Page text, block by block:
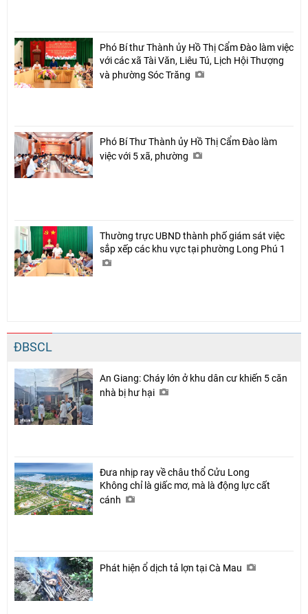
Phó Bí thư Thành ủy Hồ Thị Cẩm Đào làm việc
với các xã Tài Văn, Liêu Tú, Lịch Hội Thượng
và phường Sóc Trăng
Phó Bí Thư Thành ủy Hồ Thị Cẩm Đào làm
việc với 5 xã, phường
Thường trực UBND thành phố giám sát việc
sắp xếp các khu vực tại phường Long Phú 1
ĐBSCL
An Giang: Cháy lớn ở khu dân cư khiến 5 căn
nhà bị hư hại
Đưa nhịp ray về châu thổ Cửu Long
Không chỉ là giấc mơ, mà là động lực cất
cánh
Phát hiện ổ dịch tả lợn tại Cà Mau